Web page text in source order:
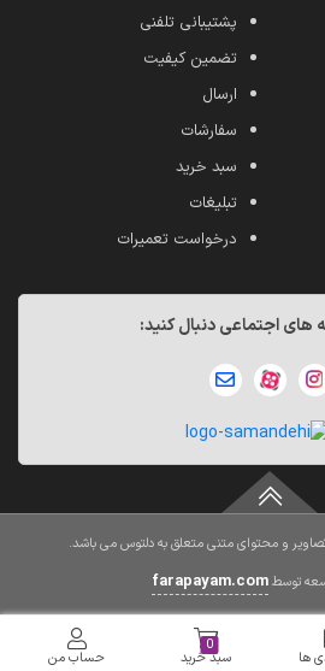
ها سبد خرید
0
حساب من
پشتیبانی تلفنی
تضمین کیفیت
ارسال
سفارشات
سبد خرید
تبلیغات
درخواست تعمیرات
های اجتماعی دنبال کنید:
و محتوای متنی متعلق به دلتوس می باشد.
توسطfarapayam.com